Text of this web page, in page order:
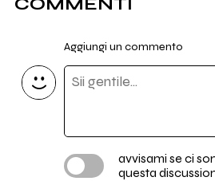
COMMENTI
Aggiungi un commento
avvisami se ci
questa